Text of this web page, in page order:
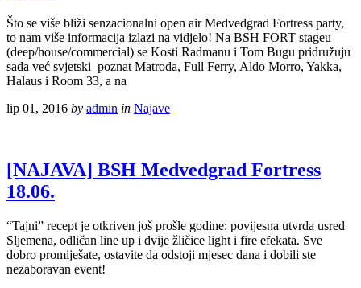
Što se više bliži senzacionalni open air Medvedgrad Fortress party,
to nam više informacija izlazi na vidjelo! Na BSH FORT stageu
(deep/house/commercial) se Kosti Radmanu i Tom Bugu pridružuju
sada već svjetski poznat Matroda, Full Ferry, Aldo Morro, Yakka,
Halaus i Room 33, a na
lip 01, 2016 by admin in Najave
[NAJAVA] BSH Medvedgrad Fortress
18.06.
“Tajni” recept je otkriven još prošle godine: povijesna utvrda usred
Sljemena, odličan line up i dvije žličice light i fire efekata. Sve
dobro promiješate, ostavite da odstoji mjesec dana i dobili ste
nezaboravan event!